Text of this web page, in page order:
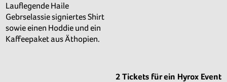
Lauflegende Haile
Gebrselassie signiertes Shirt
sowie einen Hoddie und ein
Kaffeepaket aus Äthopien.
2 Tickets für ein Hyrox Event